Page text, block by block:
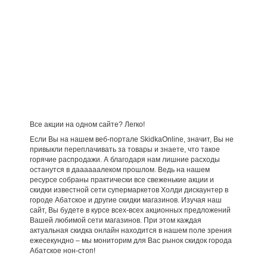
Все акции на одном сайте? Легко!
Если Вы на нашем веб-портале SkidkaOnline, значит, Вы не
привыкли переплачивать за товары и знаете, что такое
горячие распродажи. А благодаря нам лишние расходы
останутся в даааааалеком прошлом. Ведь на нашем
ресурсе собраны практически все свеженькие акции и
скидки известной сети супермаркетов Холди дискаунтер в
городе Абатское и другие скидки магазинов. Изучая наш
сайт, Вы будете в курсе всех-всех акционных предложений
Вашей любимой сети магазинов. При этом каждая
актуальная скидка онлайн находится в нашем поле зрения
ежесекундно – мы мониторим для Вас рынок скидок города
Абатское нон-стоп!